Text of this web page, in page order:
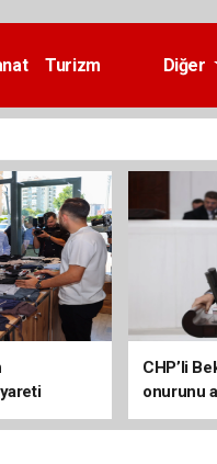
Turizm
Diğer
CHP’li
onurunu